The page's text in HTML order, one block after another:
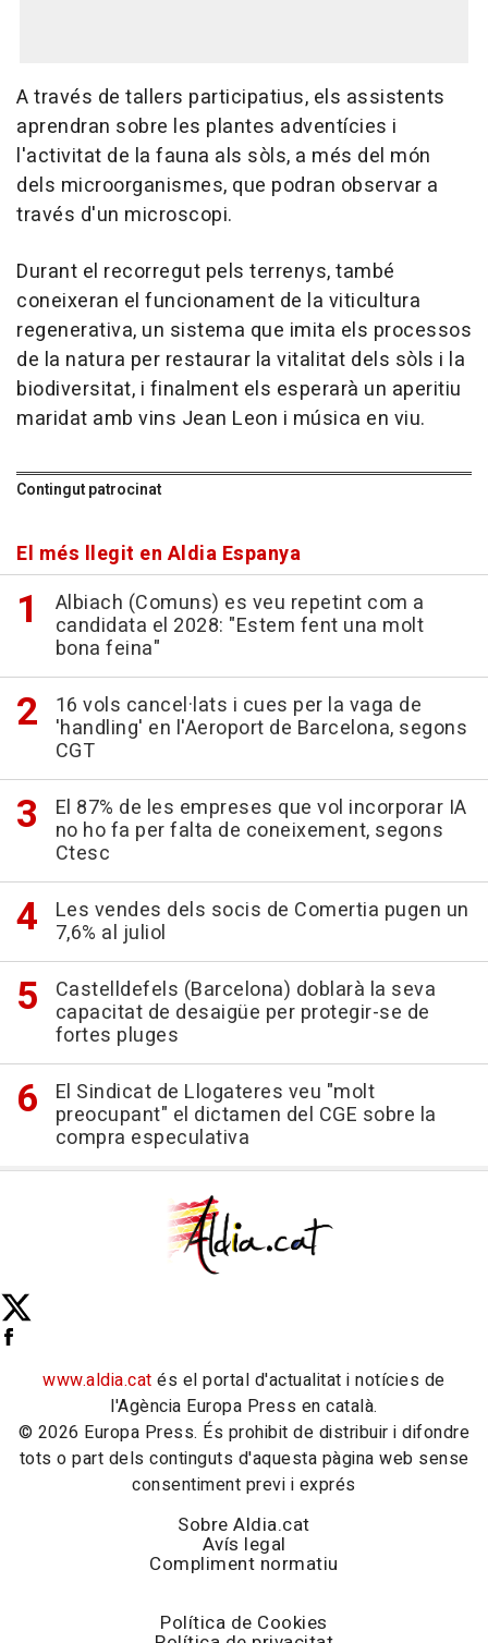
A través de tallers participatius, els assistents
aprendran sobre les plantes adventícies i
l'activitat de la fauna als sòls, a més del món
dels microorganismes, que podran observar a
través d'un microscopi.
Durant el recorregut pels terrenys, també
coneixeran el funcionament de la viticultura
regenerativa, un sistema que imita els processos
de la natura per restaurar la vitalitat dels sòls i la
biodiversitat, i finalment els esperarà un aperitiu
maridat amb vins Jean Leon i música en viu.
Contingut patrocinat
El més llegit en Aldia Espanya
Albiach (Comuns) es veu repetint com a
candidata el 2028: "Estem fent una molt
bona feina"
16 vols cancel·lats i cues per la vaga de
'handling' en l'Aeroport de Barcelona, segons
CGT
El 87% de les empreses que vol incorporar IA
no ho fa per falta de coneixement, segons
Ctesc
Les vendes dels socis de Comertia pugen un
7,6% al juliol
Castelldefels (Barcelona) doblarà la seva
capacitat de desaigüe per protegir-se de
fortes pluges
El Sindicat de Llogateres veu "molt
preocupant" el dictamen del CGE sobre la
compra especulativa
www.aldia.cat és el portal d'actualitat i notícies de
l'Agència Europa Press en català.
© 2026 Europa Press. És prohibit de distribuir i difondre
tots o part dels continguts d'aquesta pàgina web sense
consentiment previ i exprés
Sobre Aldia.cat
Avís legal
Compliment normatiu
Política de Cookies